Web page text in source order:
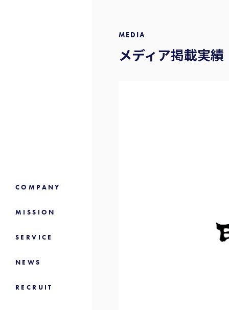
MEDIA
メディア掲載実績
COMPANY
MISSION
SERVICE
NEWS
RECRUIT